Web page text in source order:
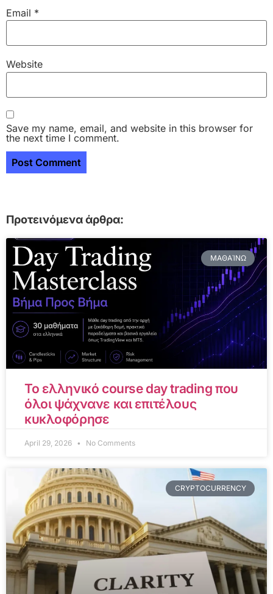
Email *
Website
Save my name, email, and website in this browser for
the next time I comment.
Προτεινόμενα άρθρα:
ΜΑΘΑΊΝΩ
Το ελληνικό course day trading που
όλοι ψάχνανε και επιτέλους
κυκλοφόρησε
April 29, 2026 No Comments
CRYPTOCURRENCY